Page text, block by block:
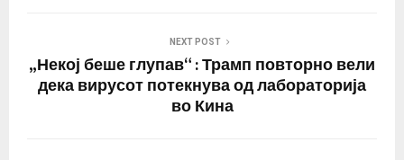
NEXT POST
„Некој беше глупав“ : Трамп повторно вели
дека вирусот потекнува од лабораторија
во Кина